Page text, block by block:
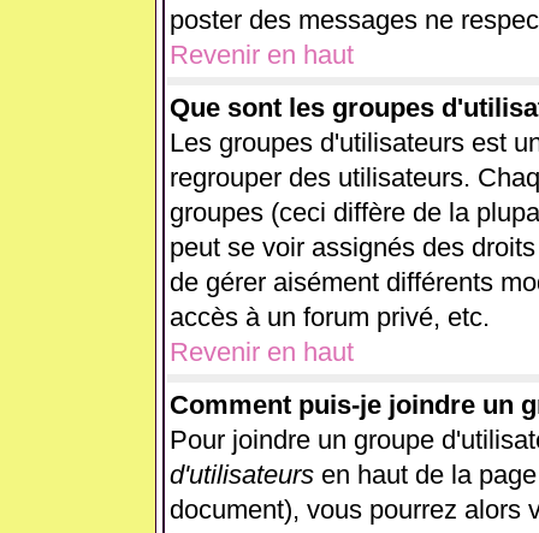
poster des messages ne
Revenir en haut
Que sont les groupes
Les groupes d'utilisateurs est
regrouper des utilisateurs.
groupes (ceci diffère de la
peut se voir assignés des
de gérer aisément différents
accès à un forum privé, etc.
Revenir en haut
Comment puis-je joindre un
Pour joindre un groupe
d'utilisateursen haut de la
document), vous pourrez alors